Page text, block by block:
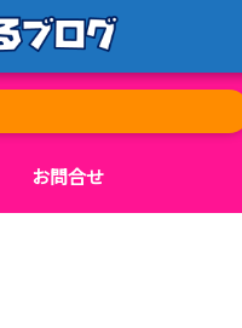
お問合せ